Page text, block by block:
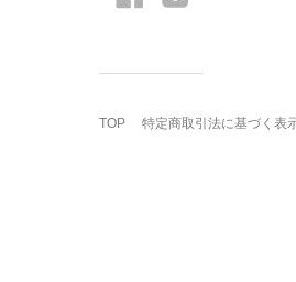
TOP 特定商取引法に基づく表